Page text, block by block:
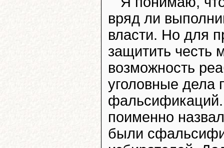
вряд ли
власти. Но для
защитить честь
возможность
уголовные дела
поименно
были